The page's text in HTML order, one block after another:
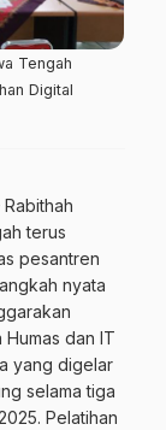
Tengah
Digital
terus
pesantren
nyata
dan IT
yang digelar
selama tiga
Pelatihan